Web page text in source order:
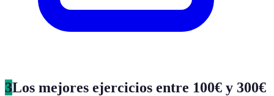
3Los mejores ejercicios entre 100€ y 300€